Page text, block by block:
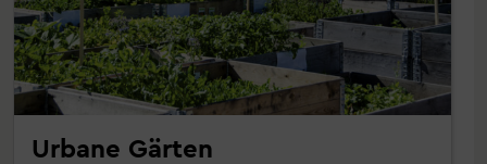
Urbane Gärten